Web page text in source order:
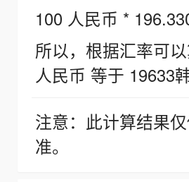
100 人民币 *
所以，根据汇率可
人民币 等于 19633
注意：此计算结果
准。